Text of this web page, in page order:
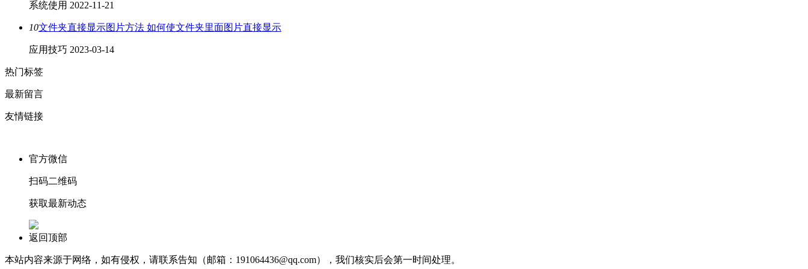
系统使用 2022-11-21
10文件夹直接显示图片方法 如何使文件夹里面图片直接显示
应用技巧 2023-03-14
热门标签
最新留言
友情链接
官方微信
扫码二维码
获取最新动态
返回顶部
本站内容来源于网络，如有侵权，请联系告知（邮箱：191064436@qq.com），我们核实后会第一时间处理。